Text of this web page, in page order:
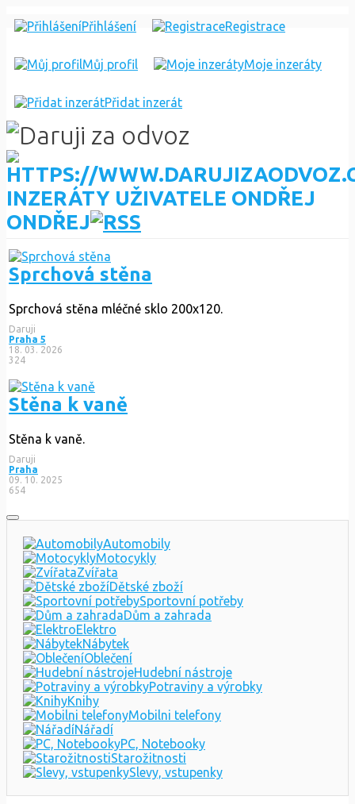
Přihlášení Registrace
Můj profil Moje inzeráty
Přidat inzerát
INZERÁTY UŽIVATELE ONDŘEJ
ONDŘEJ
Sprchová stěna
Sprchová stěna mléčné sklo 200x120.
Daruji
Praha 5
18. 03. 2026
324
Stěna k vaně
Stěna k vaně.
Daruji
Praha
09. 10. 2025
654
Automobily
Motocykly
Zvířata
Dětské zboží
Sportovní potřeby
Dům a zahrada
Elektro
Nábytek
Oblečení
Hudební nástroje
Potraviny a výrobky
Knihy
Mobilni telefony
Nářadí
PC, Notebooky
Starožitnosti
Slevy, vstupenky